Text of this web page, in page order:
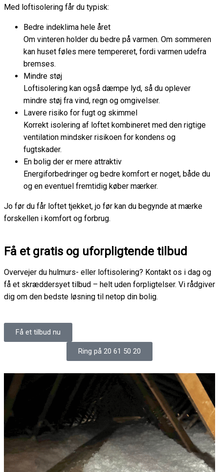
Med loftisolering får du typisk:
Bedre indeklima hele året
Om vinteren holder du bedre på varmen. Om sommeren
kan huset føles mere tempereret, fordi varmen udefra
bremses.
Mindre støj
Loftisolering kan også dæmpe lyd, så du oplever
mindre støj fra vind, regn og omgivelser.
Lavere risiko for fugt og skimmel
Korrekt isolering af loftet kombineret med den rigtige
ventilation mindsker risikoen for kondens og
fugtskader.
En bolig der er mere attraktiv
Energiforbedringer og bedre komfort er noget, både du
og en eventuel fremtidig køber mærker.
Jo før du får loftet tjekket, jo før kan du begynde at mærke
forskellen i komfort og forbrug.
Få et gratis og uforpligtende tilbud
Overvejer du hulmurs- eller loftisolering? Kontakt os i dag og
få et skræddersyet tilbud – helt uden forpligtelser. Vi rådgiver
dig om den bedste løsning til netop din bolig.
Få et tilbud nu
Ring på 20 61 50 20